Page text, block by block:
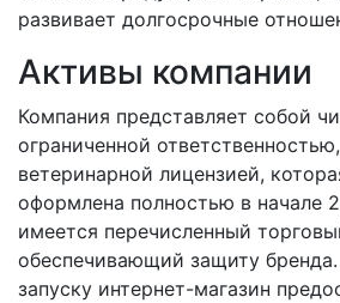
развивает долгосрочные
Активы компании
Компания представляет собой
ограниченной
ветеринарной лицензией,
оформлена полностью в начале
имеется перечисленный
обеспечивающий защиту
запуску интернет-магазин